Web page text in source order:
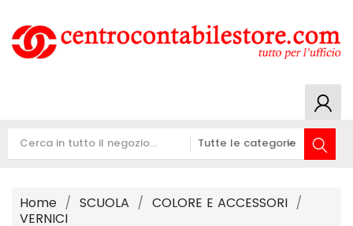
Home SCUOLA
COLORE E ACCESSORI
VERNICI